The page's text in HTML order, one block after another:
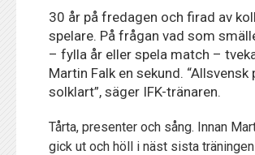
30 år på fredagen och firad av
spelare. På frågan vad som
– fylla år eller spela match –
Martin Falk en sekund. “Allsvensk
solklart”, säger IFK-tränaren.
Tårta, presenter och sång. Innan
gick ut och höll i näst sista